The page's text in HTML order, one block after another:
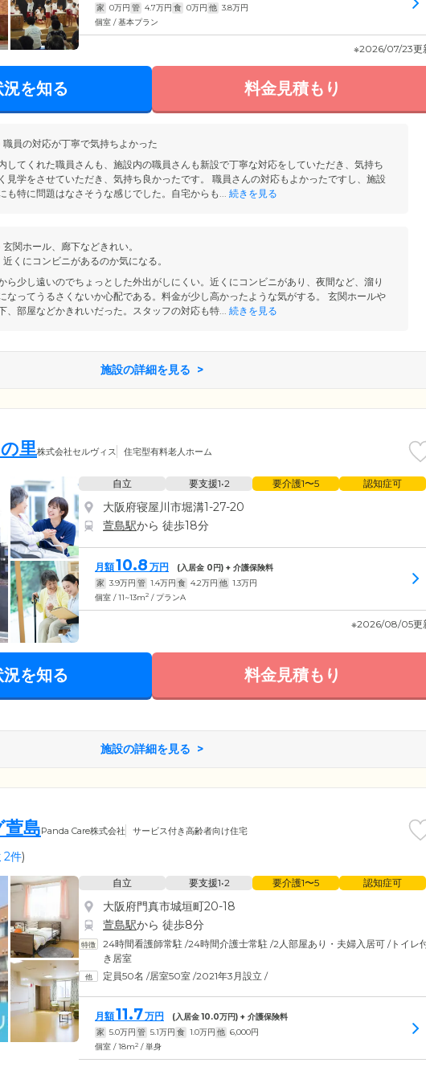
家 0万円 管 4.7万円 食 0万円 他 3.8万円
個室 / 基本プラン
※2026/07/23更
を知る 料金見積もり
職員の対応が丁寧で気持ちよかった
してくれた職員さんも、施設内の職員さんも新設で丁寧な対応をしていただき、気持ち
見学をさせていただき、気持ち良かったです。 職員さんの対応もよかったですし、施設
も特に問題はなさそうな感じでした。自宅からも...
続きを見る
玄関ホール、廊下などきれい。
近くにコンビニがあるのか気になる。
ら少し遠いのでちょっとした外出がしにくい。近くにコンビニがあり、夜間など、溜り
なってうるさくないか心配である。料金が少し高かったような気がする。 玄関ホールや
、部屋などかきれいだった。スタッフの対応も特...
続きを見る
施設の詳細を見る
里株式会社セルヴィス 住宅型有料老人ホーム
自立 要支援1•2 要介護1〜5 認知症可
大阪府寝屋川市堀溝1-27-20
萱島駅から 徒歩18分
月額10.8 万円 (入居金 0円) + 介護保険料
家 3.9万円 管 1.4万円 食 4.2万円 他 1.3万円
個室 / 11~13m2 / プランA
※2026/08/05更
を知る 料金見積もり
施設の詳細を見る
島Panda Care株式会社 サービス付き高齢者向け住宅
2件)
自立 要支援1•2 要介護1〜5 認知症可
大阪府門真市城垣町20-18
萱島駅から 徒歩8分
24時間看護師常駐 /24時間介護士常駐 /2人部屋あり・夫婦入居可 /トイレ
き居室
定員50名 /居室50室 /2021年3月設立 /
月額11.7万円 (入居金10.0万円) + 介護保険料
家 5.0万円 管 5.1万円 食 1.0万円 他 6,000円
個室 / 18m2 / 単身